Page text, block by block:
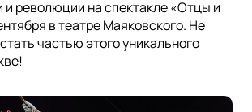
революции на спектакле «Отцы и
в театре Маяковского. Не
частью этого уникального